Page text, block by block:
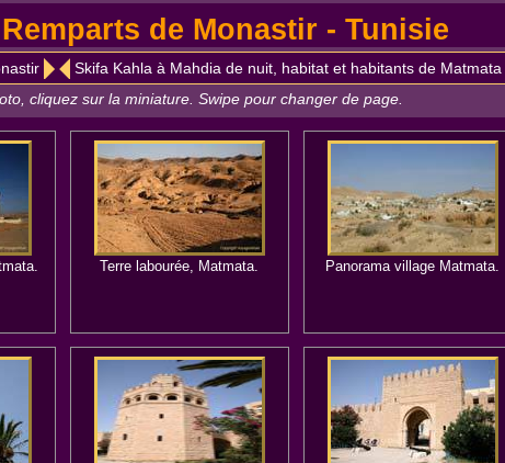
de Monastir - Tunisie
Skifa Kahla à Mahdia de nuit, habitat et habitants de Matmata
cliquez sur la miniature. Swipe pour changer de page.
Terre labourée, Matmata. Panorama village Matmata.